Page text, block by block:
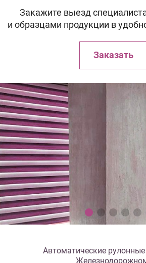
Закажите выезд
и образцами продукции в
Заказать
Автоматические